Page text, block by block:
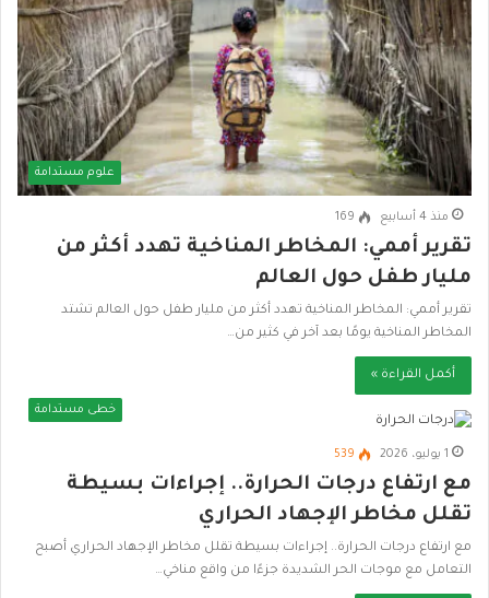
علوم مستدامة
منذ 4 أسابيع 169
تقرير أممي: المخاطر المناخية تهدد أكثر من
مليار طفل حول العالم
تقرير أممي: المخاطر المناخية تهدد أكثر من مليار طفل حول العالم تشتد
المخاطر المناخية يومًا بعد آخر في كثير من…
أكمل القراءة »
خطى مستدامة
1 يوليو، 2026 539
مع ارتفاع درجات الحرارة.. إجراءات بسيطة
تقلل مخاطر الإجهاد الحراري
مع ارتفاع درجات الحرارة.. إجراءات بسيطة تقلل مخاطر الإجهاد الحراري أصبح
التعامل مع موجات الحر الشديدة جزءًا من واقع مناخي…